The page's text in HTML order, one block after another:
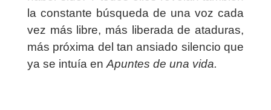
la constante búsqueda de una voz cada
vez más libre, más liberada de ataduras,
más próxima del tan ansiado silencio que
ya se intuía en Apuntes de una vida.